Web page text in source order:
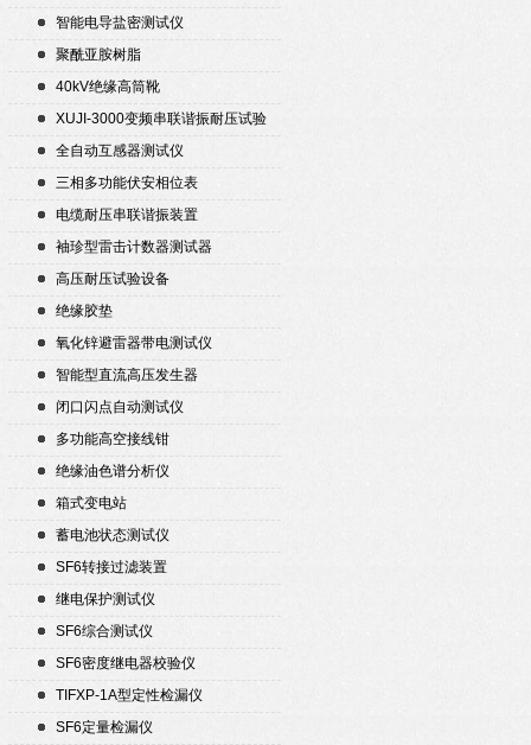
智能电导盐密测试仪
聚酰亚胺树脂
40kV绝缘高筒靴
XUJI-3000变频串联谐振耐压试验
装置
全自动互感器测试仪
三相多功能伏安相位表
电缆耐压串联谐振装置
袖珍型雷击计数器测试器
高压耐压试验设备
绝缘胶垫
氧化锌避雷器带电测试仪
智能型直流高压发生器
闭口闪点自动测试仪
多功能高空接线钳
绝缘油色谱分析仪
箱式变电站
蓄电池状态测试仪
SF6转接过滤装置
继电保护测试仪
SF6综合测试仪
SF6密度继电器校验仪
TIFXP-1A型定性检漏仪
SF6定量检漏仪